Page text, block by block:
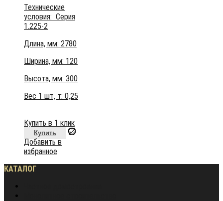
Технические
условия: Серия
1.225-2
Длина, мм: 2780
Ширина, мм: 120
Высота, мм: 300
Вес 1 шт, т: 0,25
Купить в 1 клик
Купить
Добавить в
избранное
КАТАЛОГ